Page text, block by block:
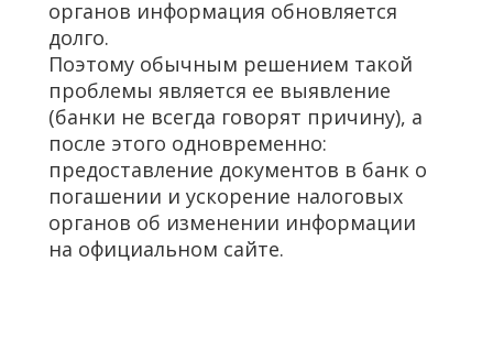
органов информация обновляется
долго.
Поэтому обычным решением такой
проблемы является ее выявление
(банки не всегда говорят причину), а
после этого одновременно:
предоставление документов в банк о
погашении и ускорение налоговых
органов об изменении информации
на официальном сайте.